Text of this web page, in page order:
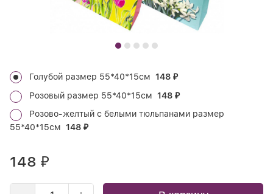
Голубой размер 55*40*15см 148 ₽
Розовый размер 55*40*15см 148 ₽
Розово-желтый с белыми тюльпанами размер
55*40*15см 148 ₽
148 ₽